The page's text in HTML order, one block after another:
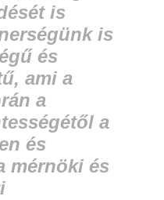
is
is
és
ami a
a
a
és
mérnöki és